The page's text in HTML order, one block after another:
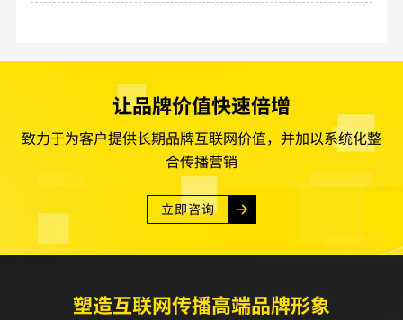
让品牌价值快速倍增
致力于为客户提供长期品牌互联网价值，并加以系统化整
合传播营销
立即咨询
塑造互联网传播高端品牌形象